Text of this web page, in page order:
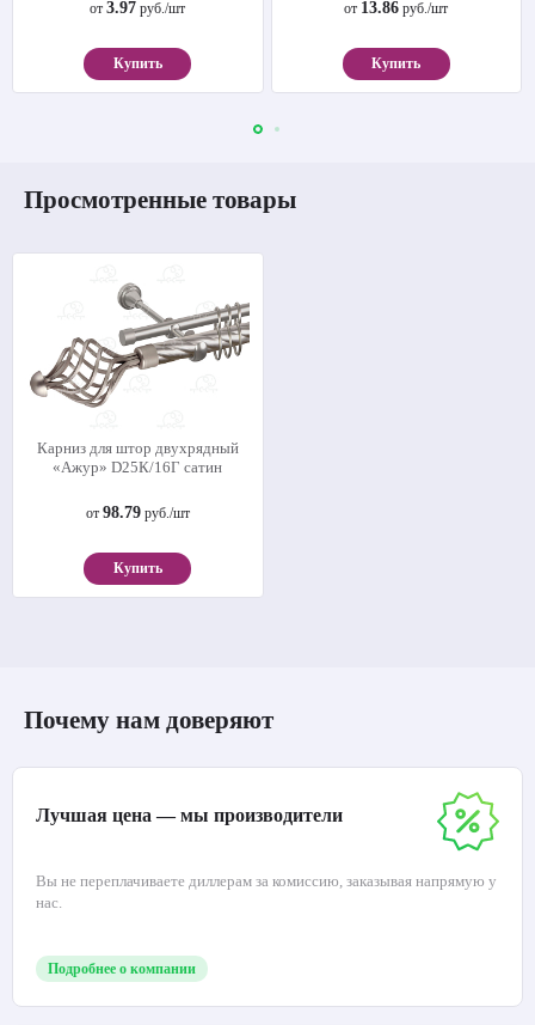
от3.97 руб./шт
Купить
от 13.86 руб./шт
Купить
Просмотренные товары
Карниз для штор двухрядный
«Ажур» D25К/16Г сатин
от 98.79руб./шт
Купить
Почему нам доверяют
Лучшая цена — мы производители
Вы не переплачиваете диллерам за комиссию, заказывая напрямую у
нас.
Подробнее о компании